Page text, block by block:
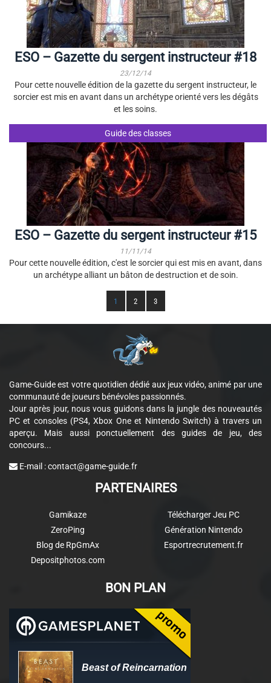
ESO – Gazette du sergent instructeur #18
23/12/14
Pour cette nouvelle édition de la gazette du sergent instructeur, le
sorcier est mis en avant dans un archétype orienté vers les dégâts
et les soins.
Guide des classes
ESO – Gazette du sergent instructeur #15
11/11/14
Pour cette nouvelle édition, c'est le sorcier qui est mis en avant, dans
un archétype alliant un bâton de destruction et de soin.
1 2 3
Game-Guide est votre quotidien dédié aux jeux vidéo, animé par une
communauté de joueurs bénévoles passionnés.
Jour après jour, nous vous guidons dans la jungle des nouveautés
PC et consoles (PS4, Xbox One et Nintendo Switch) à travers un
aperçu. Mais aussi ponctuellement des guides de jeu, des
concours...
E-mail :contact@game-guide.fr
PARTENAIRES
Gamikaze
ZeroPing
Blog de RpGmAx
Depositphotos.com
Télécharger Jeu PC
Génération Nintendo
Esportrecrutement.fr
BON PLAN